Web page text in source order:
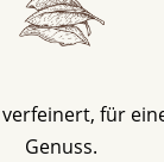
für
Genuss.